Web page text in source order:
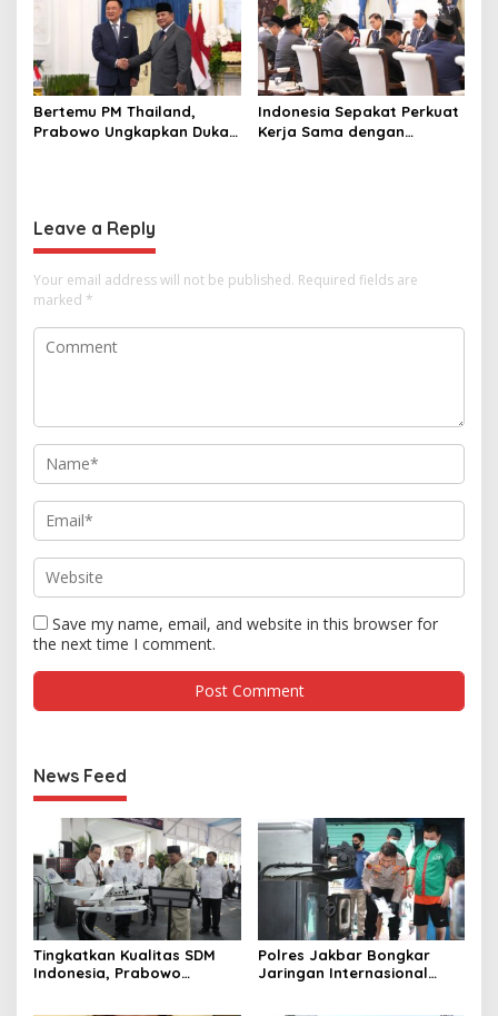
Sini
Bertemu PM Thailand,
Prabowo Ungkapkan Duka
Indonesia Sepakat Perkuat
Kerja Sama dengan
Leave a Reply
Your email address will not be published. Required fields are
marked *
Save my name, email, and website in this browser for
the next time I comment.
News Feed
Tingkatkan Kualitas SDM
Indonesia, Prabowo
Polres Jakbar Bongkar
Jaringan Internasional